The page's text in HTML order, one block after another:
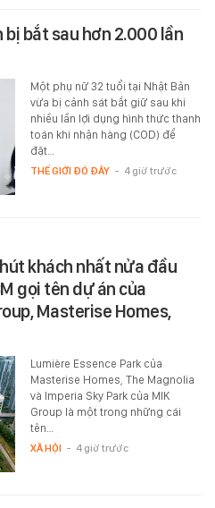
bắt sau hơn 2.000 lần
Một phụ nữ 32 tuổi tại Nhật Bản
vừa bị cảnh sát bắt giữ sau khi
nhiều lần lợi dụng hình thức thanh
toán khi nhận hàng (COD) để
đặt…
THẾ GIỚI ĐÓ ĐÂY - 4 giờ trước
khách nhất nửa đầu
gọi tên dự án của
Masterise Homes,
Lumière Essence Park của
Masterise Homes, The Magnolia
và Imperia Sky Park của MIK
Group là một trong những cái
tên…
XÃ HỘI - 4 giờ trước